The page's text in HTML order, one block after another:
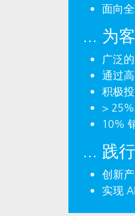
面向
... 为
广泛
通过
积极
>
10%
... 践
创新
实现